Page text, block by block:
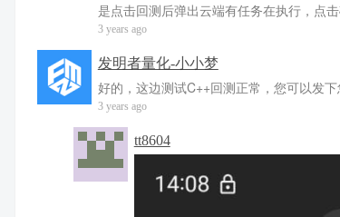
是点击回测后弹出云端有任务在执行，点
3 years ago
发明者量化-小小梦
好的，这边测试C++回测正常，您可以发
3 years ago
tt8604